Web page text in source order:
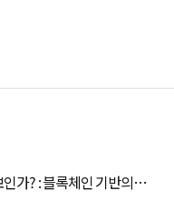
가? : 블록체인 기반의